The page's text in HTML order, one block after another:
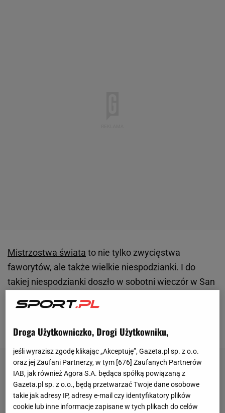
Mistrzostwa świata to nie tylko zwycięstwa
faworytów, ale także wielkie niespodzianki. I do
takiej niespodzianki doszło w sobotni wieczór w San
gola na wagę utraty punktów rywal strzelił jej w
Droga Użytkowniczko, Drogi Użytkowniku,
jeśli wyrazisz zgodę klikając „Akceptuję”, Gazeta.pl sp. z o.o.
oraz jej Zaufani Partnerzy, w tym [676] Zaufanych Partnerów
IAB, jak również Agora S.A. będąca spółką powiązaną z
Gazeta.pl sp. z o.o., będą przetwarzać Twoje dane osobowe
takie jak adresy IP, adresy e-mail czy identyfikatory plików
cookie lub inne informacje zapisane w tych plikach do celów